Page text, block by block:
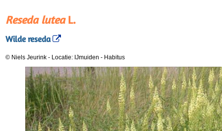
Reseda luteaL.
Wilde reseda
© Niels Jeurink - Locatie: IJmuiden - Habitus